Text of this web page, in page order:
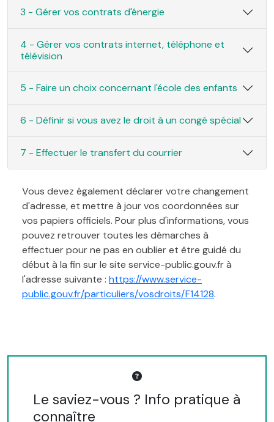
3 - Gérer vos contrats d'énergie
4 - Gérer vos contrats internet, téléphone et
télévision
5 - Faire un choix concernant l'école des enfants
6 - Définir si vous avez le droit à un congé spécial
7 - Effectuer le transfert du courrier
Vous devez également déclarer votre changement
d'adresse, et mettre à jour vos coordonnées sur
vos papiers officiels. Pour plus d'informations, vous
pouvez retrouver toutes les démarches à
effectuer pour ne pas en oublier et être guidé du
début à la fin sur le site service-public.gouv.fr à
l'adresse suivante : https://www.service-
public.gouv.fr/particuliers/vosdroits/F14128.
Le saviez-vous ? Info pratique à
connaître